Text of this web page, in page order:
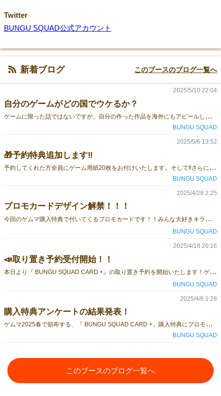
Twitter
BUNGU SQUAD公式アカウント
新着ブログ このブースのブログ一覧へ
自分のゲームがどの国でウケるか？
ゲ
ームに限った話ではないですが、自分の作った作品を海外にもアピールしたいという気持ちってありますよね。こればっかりはその国に持ち込まないとわからないですが、可能性は無限にあるわけです。例えばBUNGU SQUADは文具を使ったゲームで、家にあるものだけで遊べるのが特徴です。ドイツなんかはボードゲームの本場の地でありながら、世界的に人気で有名な文具メーカーもたくさんあるので、「相性が良いのでは？」と考えました。去年実際に遊んでもらった感触でいうと、ヨーロッパ全体にそれなりの手応えを感じました。ならば他の地域ではどうだろうと考えた時に、モノが少なくて人口が多いアフリカはいいのではないかとか、東南アジアはどうだろうなんて想いを巡らせます。━━━━━━━━━━━━━━✒︎ 現地に行かなきゃわからない━━━━━━━━━━━━━━先日知人が、「バングラデシュにボランティアで行くからBUNGU SQUADで遊んでみるよ」と言ってくれて、英語のルールブックセットを買って持っていってくれました。ところが、みんなで外で遊ぶことがほとんどだったので、室内でしかも2人で遊ぶこのゲームは一度も遊ぶ機会が無かったそうです。遊べなかったことを詫びられましたが、そんなことはまったく気にしていなくて(本当に!)、それよりも、なるほどバングラデシュでは環境的に遊びにくいんだなという知見が得られてとても学びになりました。#地域によるかももしかしたらアフリカでも同じかもしれないし、これもまた、行ってみないとわからない。アフリカといっても広いですし、色んな国もありますしね。国内での話で言うと、BUNGU SQUADはゲームマーケットに来るお客さんにはあまりハマっていないとわかったので、一年半前からターゲットを子供に向けました。まだ大きな成果を上げているわけではないので、これが正しいのかはわかりませんが、自分が尊敬している人の言葉で、「選んだ道を正解にする」というのがあります。なので、「やっぱりあの時こっち選んどきゃよかった！」なんて事にならないよう、選んだ道から目標に向かって歩いていきます。…とか言いながら、予約が入ったらめちゃくちゃ嬉しいし、やっぱり心のどこかでドキドキしているので、ゲムマのお客さんに気に入ってもらえるといいなーっていう期待感はどうしても持ってしまいますね。あと、１週間。悔いの無いように準備していきます。日-M34のブースでお会いできるのを楽しみにしています。
2025/5/10 22:04
BUNGU SQUAD
🎁予約特典追加します‼︎
予
約してくれた方全員にゲーム用紙20枚をお付けいたします。そして‼︎さらに‼︎「アイコン木コマ」もお付けいたします‼︎ゲームに直接使用しませんが、めっかわなので是非ゲットしてくださいませ‼︎▼予約はこちらから→◆
2025/5/6 13:52
BUNGU SQUAD
プロモカードデザイン解禁！！！
今
回のゲムマ購入特典で付いてくるプロモカードです！！みんな大好きキラカード！！✨通販には付きませんので要注意！⚠️通販には付きませんので要注意！⚠️#大事なことなので２回言いました
2025/4/28 2:25
BUNGU SQUAD
📣取り置き予約受付開始！！
本
日より『 BUNGU SQUAD CARD +』の取り置き予約を開始いたします！ゲムマ特価 ¥1,500🎟️予約特典……ゲーム用紙20枚🎁購入特典……限定プロモカード1枚ぜひこの機会にゲットしてください🎵 ▼予約フォーム（〆切 5/16(金)23:59）https://forms.gle/XMxvy7bbE2ovchjV8
2025/4/18 20:16
BUNGU SQUAD
購入特典アンケートの結果発表！
ゲ
ムマ2025春で頒布する、『 BUNGU SQUAD CARD +」購入特典にプロモカードをお付けします！！そこで、次の４枚からどほカードなら欲しいかを、4/1に各SNSでアンケートを取らせていただきました。Xでは20人、インスタのストーリーでは4人、BUNGU SQUADファンからは5人、それぞれ投票していただきました！集計結果は以下の通りです。消しカス…5票ホッチキスの芯…2票赤えんぴつ…13票手札を見れる…9票 というわけで、作成するプロモカードは『赤えんぴつ』に決定しました！！たくさんの投票ありがとうございました！！めちゃくちゃ強いカードになるのは間違いないですし、ゲムマで購入してくださった方に特典としてお付けしますので、是非ゲットしてくださいね！BUNGU SQUADは、5/18(日)のみ、試遊ありブースで出展します！
2025/4/6 1:28
BUNGU SQUAD
このブースのブログ一覧へ